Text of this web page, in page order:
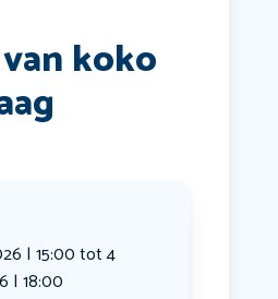
koko
| 15:00 tot 4
| 18:00